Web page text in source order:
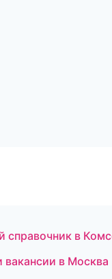
справочник в
в Москва